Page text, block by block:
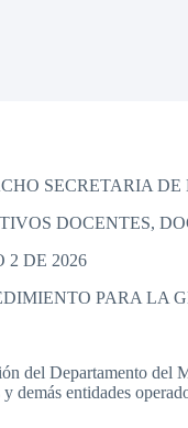
SECRETARIA
DOCENTES,
2 DE 2026
PARA LA
del Departamento del
demás entidades